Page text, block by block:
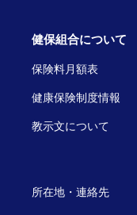
健保組合について
保険料月額表
健康保険制度情報
教示文について
所在地・連絡先